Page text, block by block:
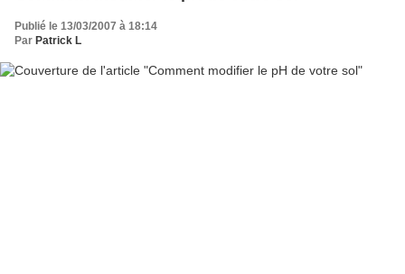
Publié le 13/03/2007 à 18:14
Par Patrick L